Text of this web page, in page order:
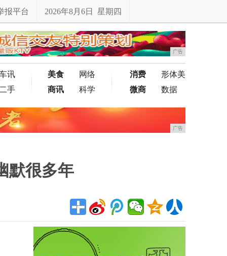
报平台 2026年8月6日 星期四
广告
讯
手
美食
网络
商讯
科学
消费
形体美
微商
数据
广告
默很多年